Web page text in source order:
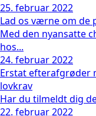
25. februar 2022
Lad os værne om
Med den nyansatte
hos...
24. februar 2022
Erstat efterafgrøder
lovkrav
Har du tilmeldt dig
22. februar 2022